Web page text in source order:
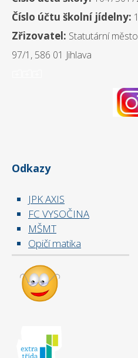
Číslo účtu školní jídelny:
Zřizovatel: Statutární
97/1, 586 01 Jihlava
Odkazy
JPK AXIS
FC VYSOČINA
MŠMT
Opičí matika